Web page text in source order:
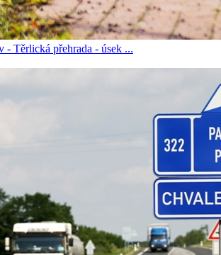
- Těrlická přehrada - úsek ...